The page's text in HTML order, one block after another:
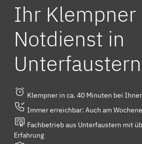
Ihr
Notdienst in
Unterfaustern
Klempner in ca. 40 Minuten bei
Immer erreichbar: Auch am
Fachbetrieb aus Unterfaustern mit
Erfahrung